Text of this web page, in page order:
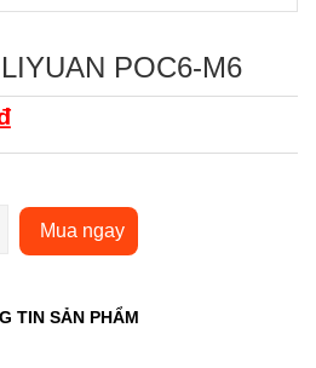
POC6-M6
Mua ngay
TIN SẢN PHẨM